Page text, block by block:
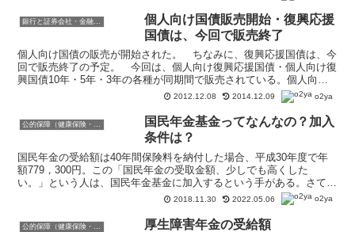
銀行と証券会社・金融商品
個人向け国債販売開始・復興応援
国債は、今回で販売終了
個人向け国債の販売が開始された。 ちなみに、復興応援国債は、今
回で販売終了の予定。 今回は、個人向け復興応援国債・個人向け復
興国債10年・5年・3年の各種が同期間で販売されている。個人向け
復興応援国債個人向け復興国債変動10年（第804回）...
2012.12.08 2014.12.09 o2ya
国民年金基金ってなんなの？加入
条件は？
国民年金の受給額は40年間保険料を納付した場合、平成30年度で年
額779，300円。この「国民年金の受取金額、少しでも高くした
い。」という人は、国民年金基金に加入するという手がある。さて国
民年金基金っていったいどんなものだろう。
2018.11.30 2022.05.06 o2ya
厚生障害年金の受給額